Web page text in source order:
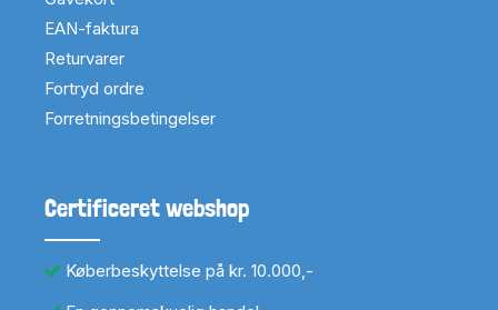
EAN-faktura
Returvarer
Fortryd ordre
Forretningsbetingelser
Certificeret webshop
Køberbeskyttelse på kr. 10.000,-